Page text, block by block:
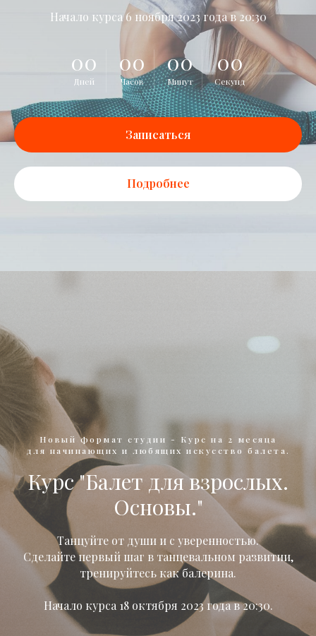
Начало курса 6 ноября 2023 года в 20:30
00
Дней
00
Часов
00
Минут
00
Секунд
Записаться
Подробнее
Новый формат студии - Курс на 2 месяца
для начинающих и любящих искусство балета.
Курс "Балет для взрослых.
Основы."
Танцуйте от души и с уверенностью.
Сделайте первый шаг в танцевальном развитии,
тренируйтесь как балерина.
Начало курса 18 октября 2023 года в 20:30.